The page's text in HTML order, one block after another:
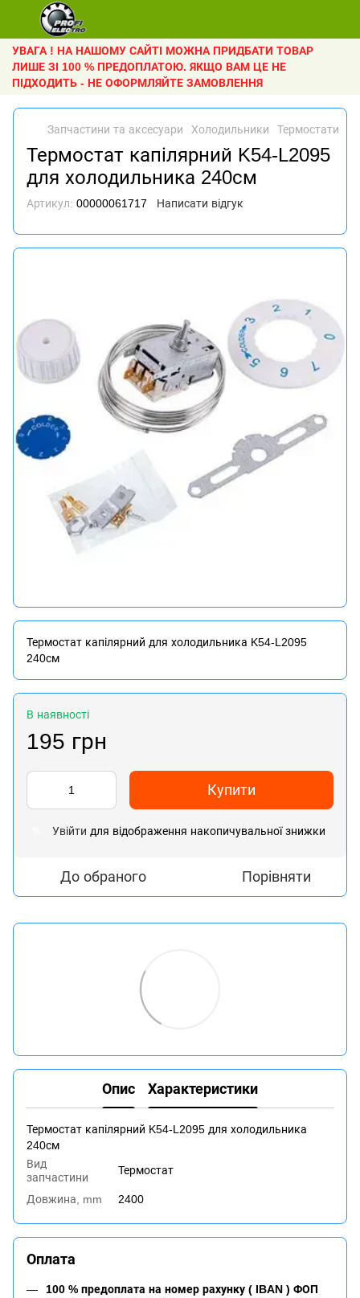
УВАГА ! НА НАШОМУ САЙТІ МОЖНА ПРИДБАТИ ТОВАР
ЛИШЕ ЗІ 100 % ПРЕДОПЛАТОЮ. ЯКЩО ВАМ ЦЕ НЕ
ПІДХОДИТЬ - НЕ ОФОРМЛЯЙТЕ ЗАМОВЛЕННЯ
Запчастини та аксесуари Холодильники Термостати
Термостат капілярний K54-L2095
для холодильника 240см
Артикул: 00000061717 Написати відгук
Термостат капілярний для холодильника K54-L2095
240см
В наявності
195 грн
Купити
Увійти для відображення накопичувальної знижки
До обраного Порівняти
Опис Характеристики
Термостат капілярний K54-L2095 для холодильника
240см
Вид
запчастини
Термостат
Довжина, mm 2400
Оплата
100 % предоплата на номер рахунку ( IBAN ) ФОП